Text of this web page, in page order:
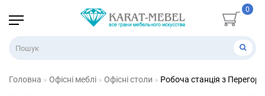
0
Головна Офісні меблі Офісні столи Робоча станція з